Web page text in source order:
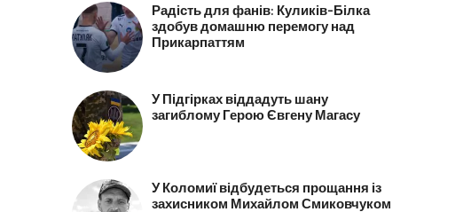
Радість для фанів: Куликів-Білка
здобув домашню перемогу над
Прикарпаттям
У Підгірках віддадуть шану
загиблому Герою Євгену Магасу
У Коломиї відбудеться прощання із
захисником Михайлом Смиковчуком